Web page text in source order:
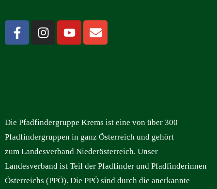
Die Pfadfindergruppe Krems ist eine von über 300
Pfadfindergruppen in ganz Österreich und gehört
zum Landesverband Niederösterreich. Unser
Landesverband ist Teil der Pfadfinder und Pfadfinderinnen
Österreichs (PPÖ). Die PPÖ sind durch die anerkannte